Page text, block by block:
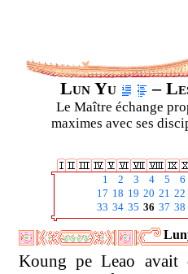
Lun Yu –
Le Maître échange
maximes avec ses
1 2 3 4 5
6
17 18 19 20 21 22
33 34 35 36 37 38
Koung pe Leao avait